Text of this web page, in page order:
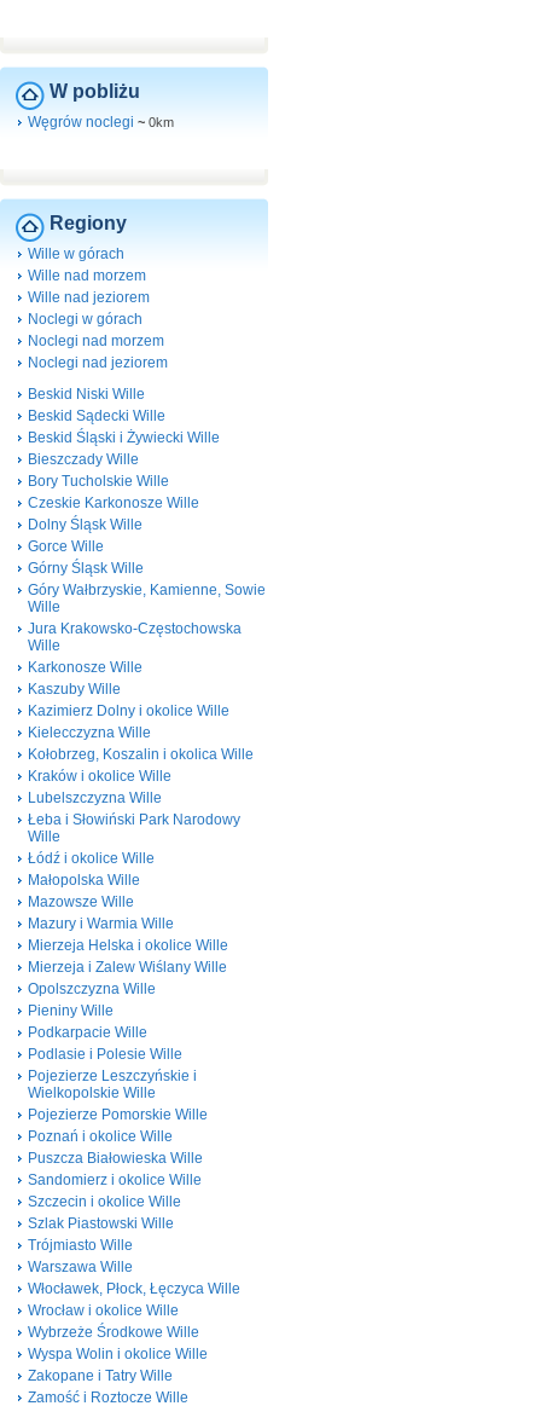
W pobliżu
Węgrów noclegi ~ 0km
Regiony
Wille w górach
Wille nad morzem
Wille nad jeziorem
Noclegi w górach
Noclegi nad morzem
Noclegi nad jeziorem
Beskid Niski Wille
Beskid Sądecki Wille
Beskid Śląski i Żywiecki Wille
Bieszczady Wille
Bory Tucholskie Wille
Czeskie Karkonosze Wille
Dolny Śląsk Wille
Gorce Wille
Górny Śląsk Wille
Góry Wałbrzyskie, Kamienne, Sowie
Wille
Jura Krakowsko-Częstochowska
Wille
Karkonosze Wille
Kaszuby Wille
Kazimierz Dolny i okolice Wille
Kielecczyzna Wille
Kołobrzeg, Koszalin i okolica Wille
Kraków i okolice Wille
Lubelszczyzna Wille
Łeba i Słowiński Park Narodowy
Wille
Łódź i okolice Wille
Małopolska Wille
Mazowsze Wille
Mazury i Warmia Wille
Mierzeja Helska i okolice Wille
Mierzeja i Zalew Wiślany Wille
Opolszczyzna Wille
Pieniny Wille
Podkarpacie Wille
Podlasie i Polesie Wille
Pojezierze Leszczyńskie i
Wielkopolskie Wille
Pojezierze Pomorskie Wille
Poznań i okolice Wille
Puszcza Białowieska Wille
Sandomierz i okolice Wille
Szczecin i okolice Wille
Szlak Piastowski Wille
Trójmiasto Wille
Warszawa Wille
Włocławek, Płock, Łęczyca Wille
Wrocław i okolice Wille
Wybrzeże Środkowe Wille
Wyspa Wolin i okolice Wille
Zakopane i Tatry Wille
Zamość i Roztocze Wille